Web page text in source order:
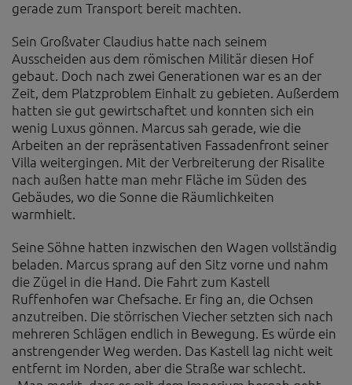
gerade zum Transport bereit machten.
Sein Großvater Claudius hatte nach seinem
Ausscheiden aus dem römischen Militär diesen Hof
gebaut. Doch nach zwei Generationen war es an der
Zeit, dem Platzproblem Einhalt zu gebieten. Außerdem
hatten sie gut gewirtschaftet und konnten sich ein
wenig Luxus gönnen. Marcus sah gerade, wie die
Arbeiten an der repräsentativen Fassadenfront seiner
Villa weitergingen. Mit der Verbreiterung der Risalite
nach außen hatte man mehr Fläche im Süden des
Gebäudes, wo die Sonne die Räumlichkeiten
warmhielt.
Seine Söhne hatten inzwischen den Wagen vollständig
beladen. Marcus sprang auf den Sitz vorne und nahm
die Zügel in die Hand. Die Fahrt zum Kastell
Ruffenhofen war Chefsache. Er fing an, die Ochsen
anzutreiben. Die störrischen Viecher setzten sich nach
mehreren Schlägen endlich in Bewegung. Es würde ein
anstrengender Weg werden. Das Kastell lag nicht weit
entfernt im Norden, aber die Straße war schlecht.